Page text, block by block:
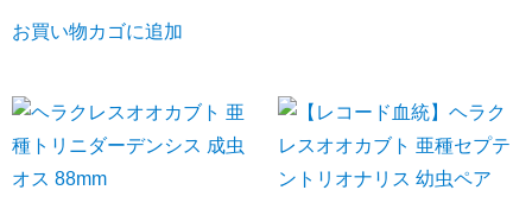
お買い物カゴに追加